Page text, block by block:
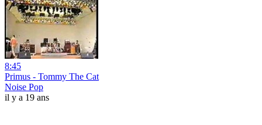
8:45
Primus - Tommy The Cat
Noise Pop
il y a 19 ans